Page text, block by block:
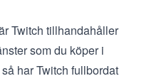
Twitch tillhandahåller
som du köper i
har Twitch fullbordat